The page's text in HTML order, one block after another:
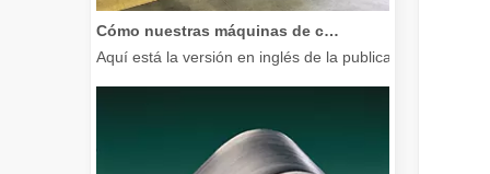
Cómo nuestras máquinas de corte por láser están fortaleciendo la fabricación mexicana
Aquí está la versión en inglés de la publicación del